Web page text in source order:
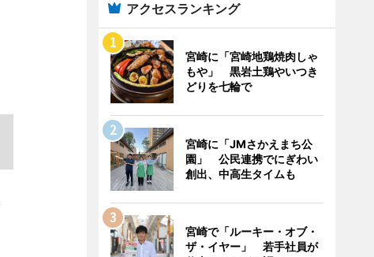
アクセスランキング
宮崎に「宮崎地鶏焼肉しゃ
もや」 黒岩土鶏やいつき
どりを七輪で
宮崎に「JMさかえまち公
園」 公民連携でにぎわい
創出、中高生タイムも
宮崎で「ルーキー・オブ・
ザ・イヤー」 若手社員が